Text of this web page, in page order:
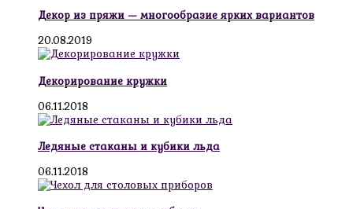
Декор из пряжи — многообразие ярких вариантов
20.08.2019
Декорирование кружки
06.11.2018
Ледяные стаканы и кубики льда
06.11.2018